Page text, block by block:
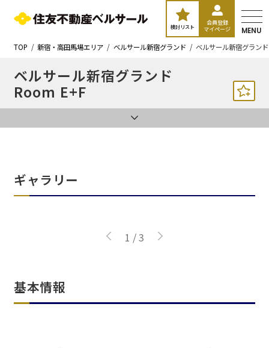
検討リスト
会員登録
マイページ
MENU
TOP
新宿・高田馬場エリア ベルサール新宿グランド ベルサール新宿グラ
ベルサール新宿グランド
Room E+F
ギャラリー
1 /3
基本情報